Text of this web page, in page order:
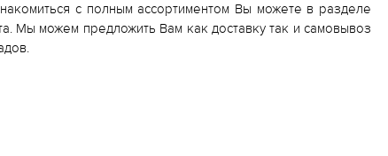
с полным ассортиментом Вы можете в разделе
Мы можем предложить Вам как доставку так и самовывоз